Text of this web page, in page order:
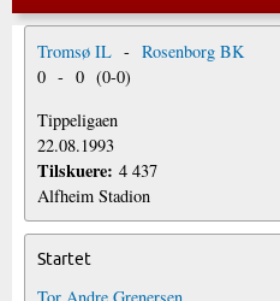
Tromsø IL - Rosenborg BK
0 - 0 (0-0)
Tippeligaen
22.08.1993
Tilskuere: 4 437
Alfheim Stadion
Startet